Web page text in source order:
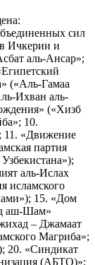
сил
Ичкерии и
аль-Ансар»;
(«Аль-Гамаа
Ихван аль-
(«Хизб
10.
11. «Движение
партия
аль-Ислах
исламского
15. «Дом
аш-Шам»
– Джамаат
Магриба»;
20. «Синдикат
(АБТО)»;